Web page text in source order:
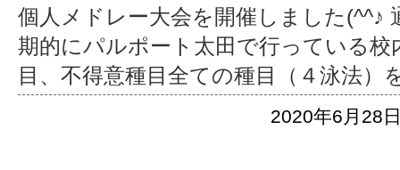
個人メドレー大会を開催しました(^^♪
期的にパルポート太田で行っている校
目、不得意種目全ての種目（４泳法）
2020年6月28